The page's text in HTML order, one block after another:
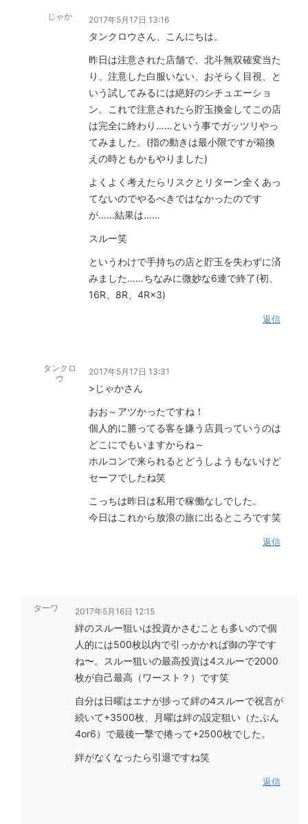
じゃか 2017年5月17日 13:16
タンクロウさん、こんにちは。
昨日は注意された店舗で、北斗無双確変当た
り、注意した白服いない、おそらく目視、と
いう試してみるには絶好のシチュエーショ
ン。これで注意されたら貯玉換金してこの店
は完全に終わり……という事でガッツリやっ
てみました。(指の動きは最小限ですが箱換
えの時ともかもやりました)
よくよく考えたらリスクとリターン全くあっ
てないのでやるべきではなかったのです
が……結果は……
スルー笑
というわけで手持ちの店と貯玉を失わずに済
みました……ちなみに微妙な6連で終了(初、
16R、8R、4R×3)
返信
タンクロ
ウ
2017年5月17日 13:31
>じゃかさん
おお～アツかったですね！
個人的に勝ってる客を嫌う店員っていうのは
どこにでもいますからね～
ホルコンで来られるとどうしようもないけど
セーフでしたね笑
こっちは昨日は私用で稼働なしでした。
今日はこれから放浪の旅に出るところです笑
返信
ターワ 2017年5月16日 12:15
絆のスルー狙いは投資かさむことも多いので個
人的には500枚以内で引っかかれば御の字です
ね〜。スルー狙いの最高投資は4スルーで2000
枚が自己最高（ワースト？）です笑
自分は日曜はエナが捗って絆の4スルーで祝言が
続いて+3500枚、月曜は絆の設定狙い（たぶん
4or6）で最後一撃で捲って+2500枚でした。
絆がなくなったら引退ですね笑
返信